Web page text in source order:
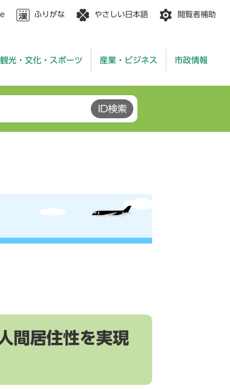
ふりがな やさしい日本語 閲覧者補助
観光・文化・スポーツ 産業・ビジネス 市政情報
間居住性を実現